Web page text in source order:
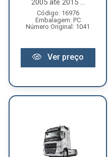
2005 até 2015 ...
Código: 16976
Embalagem: PC
Número Original: 1041
Ver preço